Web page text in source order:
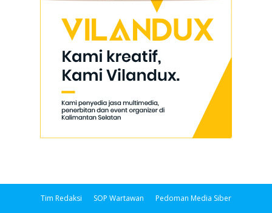
Tim Redaksi SOP Wartawan Pedoman Media Siber